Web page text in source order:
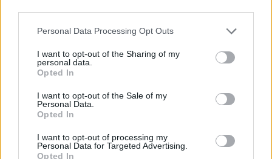
Please note that this website/app uses one or more Google
not limited to your visit or usage behaviour. You may click to
grant or deny consent to Google and its third-party tags to
use your data for below specified purposes in below Google
consent section.
Personal Data Processing Opt Outs
I want to opt-out of the Sharing of my
personal data.
Opted In
I want to opt-out of the Sale of my
Personal Data.
Opted In
I want to opt-out of processing my
Personal Data for Targeted Advertising.
Opted In
FOOTBALL
Une joueuse du PSG critique le président Nasser
Al-Khelaïfi